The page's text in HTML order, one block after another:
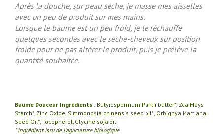
Après la douche, sur peau sèche, je masse mes aisselles
avec un peu de produit sur mes mains.
Lorsque le baume est un peu froid, je le réchauffe
quelques secondes avec le sèche-cheveux sur position
froide pour ne pas altérer le produit, puis je prélève la
quantité souhaitée.
Baume Douceur Ingrédients : Butyrospermum Parkii butter*, Zea Mays
Starch*, Zinc Oxide, Simmondsia chinensis seed oil*, Orbignya Martiana
Seed Oil*, Tocopherol, Glycine soja oil.
* ingrédient issu de l’agriculture biologique